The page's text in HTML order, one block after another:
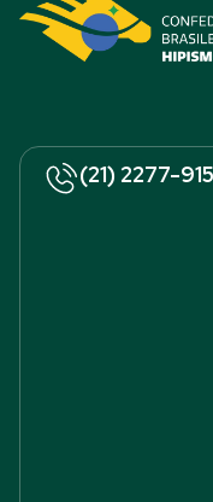
(21) 2277-